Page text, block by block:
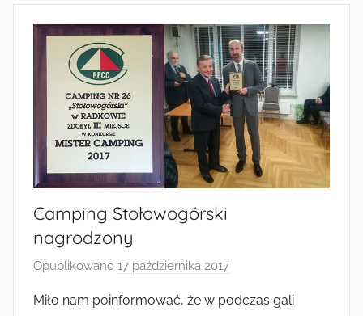
Turystyki
Radkowie
Camping Stołowogórski
nagrodzony
Opublikowano 17 października 2017
z
Miło nam poinformować, że w podczas gali